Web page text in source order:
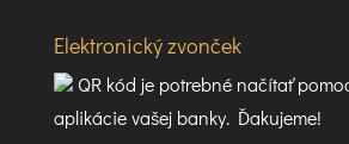
Elektronický zvonček
QR kód je potrebné načítať
aplikácie vašej banky. Ďakujeme!